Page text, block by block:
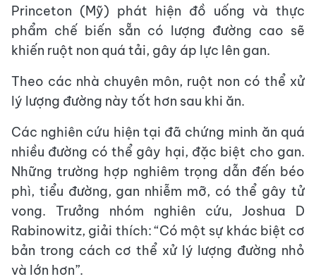
Princeton (Mỹ) phát hiện đồ uống và thực
phẩm chế biến sẵn có lượng đường cao sẽ
khiến ruột non quá tải, gây áp lực lên gan.
Theo các nhà chuyên môn, ruột non có thể xử
lý lượng đường này tốt hơn sau khi ăn.
Các nghiên cứu hiện tại đã chứng minh ăn quá
nhiều đường có thể gây hại, đặc biệt cho gan.
Những trường hợp nghiêm trọng dẫn đến béo
phì, tiểu đường, gan nhiễm mỡ, có thể gây tử
vong. Trưởng nhóm nghiên cứu, Joshua D
Rabinowitz, giải thích: “Có một sự khác biệt cơ
bản trong cách cơ thể xử lý lượng đường nhỏ
và lớn hơn”.